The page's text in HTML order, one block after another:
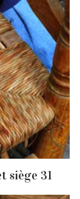
siège 31